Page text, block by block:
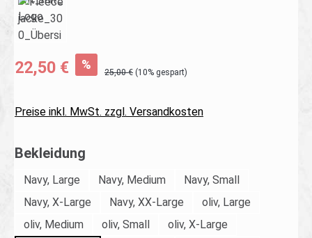
22,50 € %
25,00 € (10% gespart)
Preise inkl. MwSt. zzgl. Versandkosten
Bekleidung
Navy, Large Navy, Medium
Navy, Small
Navy, X-Large
Navy, XX-Large
oliv, Large
oliv, Medium
oliv, Small
oliv, X-Large